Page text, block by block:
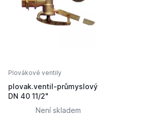
Plovákové ventily
plovak.ventil-průmyslový
DN 40 11/2"
Není skladem